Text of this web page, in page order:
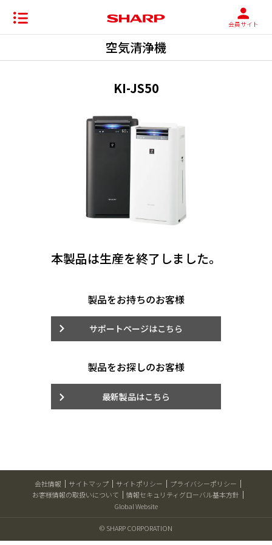
会員サイト
空気清浄機
KI-JS50
本製品は生産を終了しました。
製品をお持ちのお客様
サポートページはこちら
製品をお探しのお客様
最新製品はこちら
会社情報 サイトマップ サイトポリシー
プライバシーポリシー
お客様情報の取扱いについて
情報セキュリティグローバル基本方針
Global Website
© SHARP CORPORATION